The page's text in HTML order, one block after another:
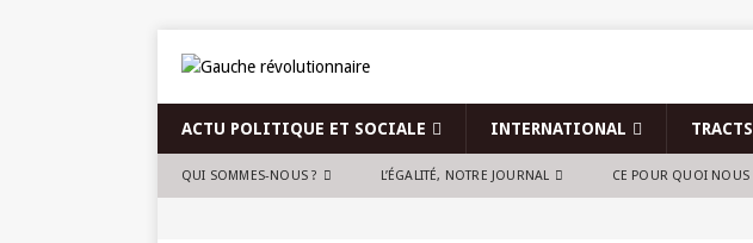
ACTU POLITIQUE ET SOCIALE INTERNATIONAL
QUI SOMMES-NOUS ? L’ÉGALITÉ, NOTRE JOURNAL CE POUR QUOI NOUS